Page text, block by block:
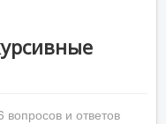
и ответов